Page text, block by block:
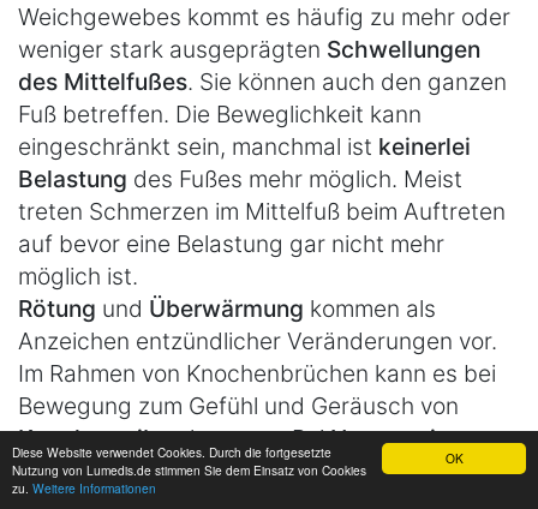
OK
Diese Website verwendet Cookies. Durch die fortgesetzte
Nutzung von Lumedis.de stimmen Sie dem Einsatz von Cookies
zu. Weitere Informationen
Weichgewebes kommt es häufig zu mehr oder
weniger stark ausgeprägten Schwellungen
des Mittelfußes. Sie können auch den ganzen
Fuß betreffen. Die Beweglichkeit kann
eingeschränkt sein, manchmal ist keinerlei
Belastung des Fußes mehr möglich. Meist
treten Schmerzen im Mittelfuß beim Auftreten
auf bevor eine Belastung gar nicht mehr
möglich ist.
Rötung und Überwärmung kommen als
Anzeichen entzündlicher Veränderungen vor.
Im Rahmen von Knochenbrüchen kann es bei
Bewegung zum Gefühl und Geräusch von
Knochenreibenkommen. BeiNervenreizung
sindMissempfindungen(Taubheit/Kribbeln)
möglich.